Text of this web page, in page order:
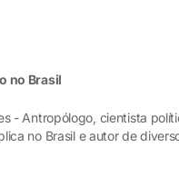
no Brasil
- Antropólogo, cientista
no Brasil e autor de